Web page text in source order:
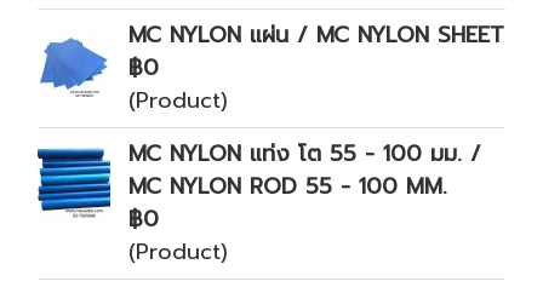
MC NYLON แผ่น / MC NYLON SHEET
฿0
(Product)
MC NYLON แท่ง โต 55 - 100 มม. /
MC NYLON ROD 55 - 100 MM.
฿0
(Product)